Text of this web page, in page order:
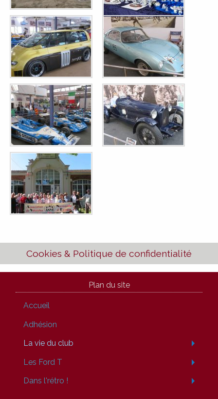
Cookies & Politique de confidentialité
Plan du site
Accueil
Adhésion
La vie du club
Les Ford T
Dans l'rétro !